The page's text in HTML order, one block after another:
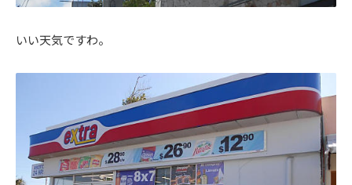
いい天気ですわ。